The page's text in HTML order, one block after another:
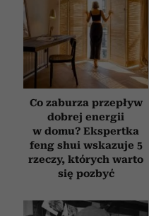
Co zaburza przepływ
dobrej energii
w domu? Ekspertka
feng shui wskazuje 5
rzeczy, których warto
się pozbyć